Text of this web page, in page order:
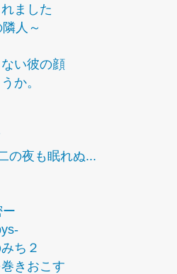
ました
人～
い彼の顔
か。
の夜も眠れぬ...
ち２
きおこす